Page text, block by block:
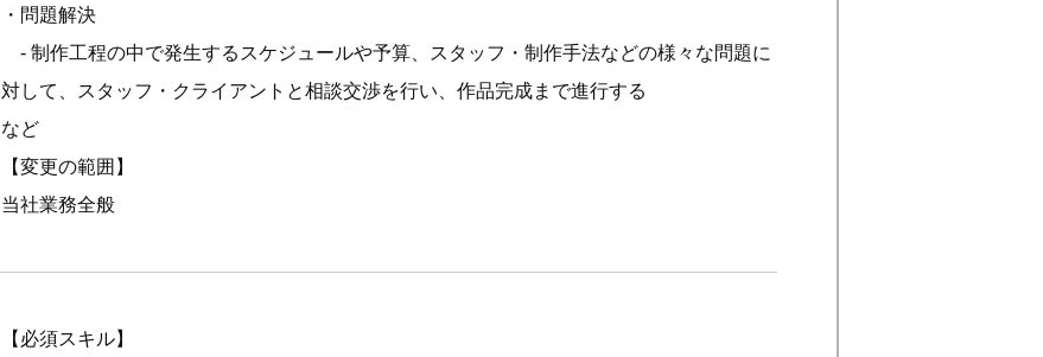
・問題解決
- 制作工程の中で発生するスケジュールや予算、スタッフ・制作手法などの様々な問題に
対して、スタッフ・クライアントと相談交渉を行い、作品完成まで進行する
など
【変更の範囲】
当社業務全般
【必須スキル】